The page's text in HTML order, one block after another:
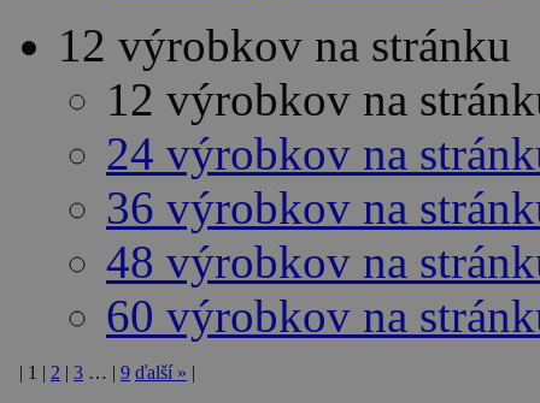
12 výrobkov na stránku
12 výrobkov na
24 výrobkov na
36 výrobkov na
48 výrobkov na
60 výrobkov na
1 2 3 … 9 ďalší »